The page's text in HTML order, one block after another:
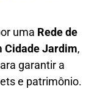
uma Rede de
Cidade Jardim,
garantir a
e patrimônio.